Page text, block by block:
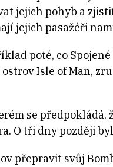
jejich pohyb a
jejich pasažéři
poté, co
Isle of Man,
se
O tři dny později
přepravit svůj